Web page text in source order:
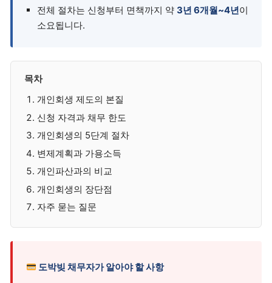
전체 절차는 신청부터 면책까지 약 3년 6개월~4년이
소요됩니다.
목차
개인회생 제도의 본질
신청 자격과 채무 한도
개인회생의 5단계 절차
변제계획과 가용소득
개인파산과의 비교
개인회생의 장단점
자주 묻는 질문
도박빚 채무자가 알아야 할 사항